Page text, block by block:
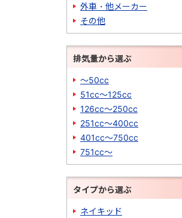
外車・他メーカー
その他
排気量から選ぶ
～50cc
51cc～125cc
126cc～250cc
251cc～400cc
401cc～750cc
751cc～
タイプから選ぶ
ネイキッド